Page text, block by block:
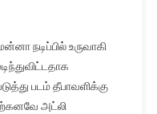
நடிப்பில் உருவாகி
படம் தீபாவளிக்கு
அட்லி